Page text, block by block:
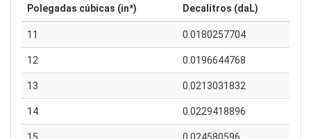
Polegadas cúbicas (in³) Decalitros (daL)
11 0.0180257704
12 0.0196644768
13 0.0213031832
14 0.0229418896